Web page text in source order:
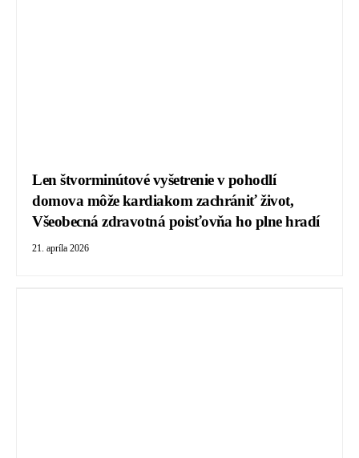
Len štvorminútové vyšetrenie v pohodlí
domova môže kardiakom zachrániť život,
Všeobecná zdravotná poisťovňa ho plne hradí
21. apríla 2026